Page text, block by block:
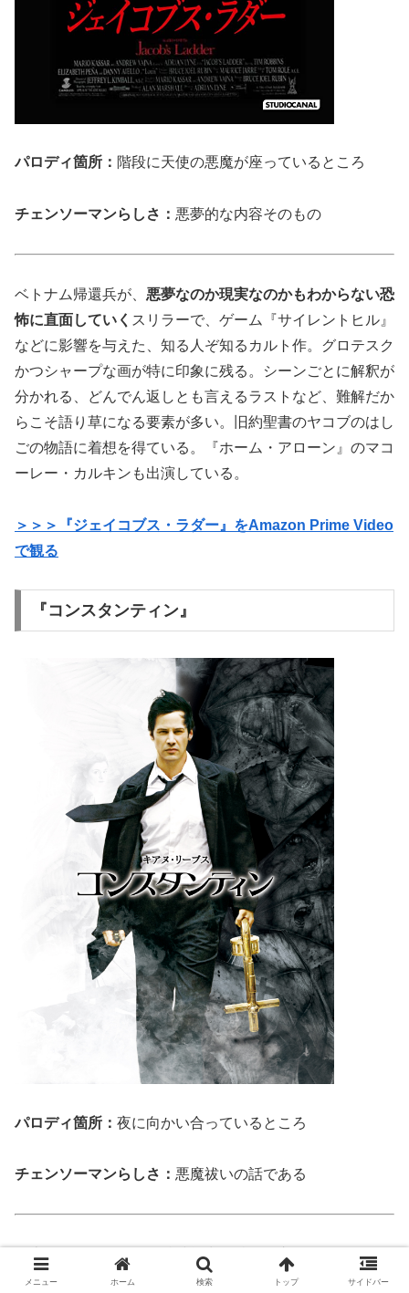
パロディ箇所： 階段に天使の悪魔が座っているところ
チェンソーマンらしさ： 悪夢的な内容そのもの
ベトナム帰還兵が、 悪夢なのか現実なのかもわからない恐
怖に直面していく スリラーで、ゲーム『サイレントヒル』
などに影響を与えた、知る人ぞ知るカルト作。グロテスク
かつシャープな画が特に印象に残る。シーンごとに解釈が
分かれる、どんでん返しとも言えるラストなど、難解だか
らこそ語り草になる要素が多い。旧約聖書のヤコブのはし
ごの物語に着想を得ている。『ホーム・アローン』のマコ
ーレー・カルキンも出演している。
＞＞＞『ジェイコブス・ラダー』をAmazon Prime Video
で観る
『コンスタンティン』
パロディ箇所： 夜に向かい合っているところ
チェンソーマンらしさ： 悪魔祓いの話である
悪魔や天使を見分ける特殊能力を持つ私立探偵が、死後に
自分が地獄へ送られる運命を知り、悪魔を倒すことで天国
メニュー ホーム 検索 トップ サイドバー